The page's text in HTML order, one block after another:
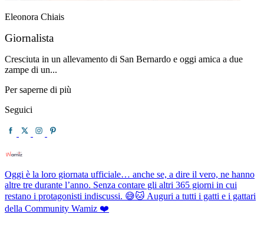
Eleonora Chiais
Giornalista
Cresciuta in un allevamento di San Bernardo e oggi amica a due
zampe di un...
Per saperne di più
Seguici
Oggi è la loro giornata ufficiale… anche se, a dire il vero, ne hanno
altre tre durante l’anno. Senza contare gli altri 365 giorni in cui
restano i protagonisti indiscussi. 😅🐱 Auguri a tutti i gatti e i gattari
della Community Wamiz ❤️